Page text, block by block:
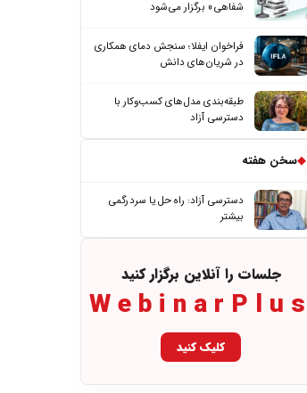
شفاهی» برگزار می‌شود
فراخوان ایفلا؛ سنجش دمای همکاری
در شریان‌های دانش
طبقه‌بندی مدل‌های کسب‌وکار با
دسترسی آزاد
◆سخن هفته
دسترسی آزاد: راه حل یا سردرگمی
بیشتر
جلسات را آنلاین برگزار کنید
WebinarPlus
کلیک کنید